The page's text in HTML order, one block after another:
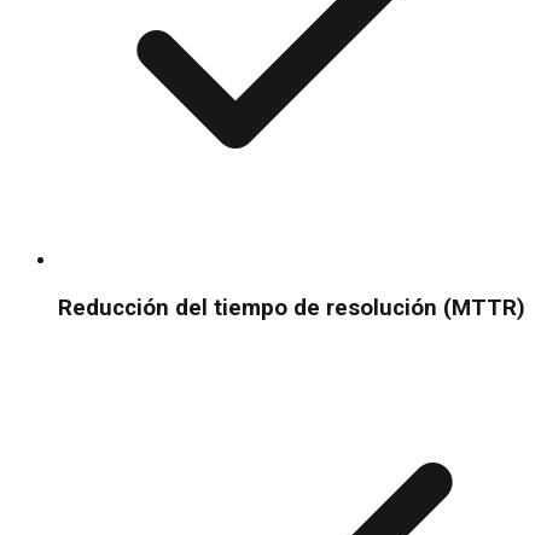
Reducción del tiempo de resolución (MTTR)